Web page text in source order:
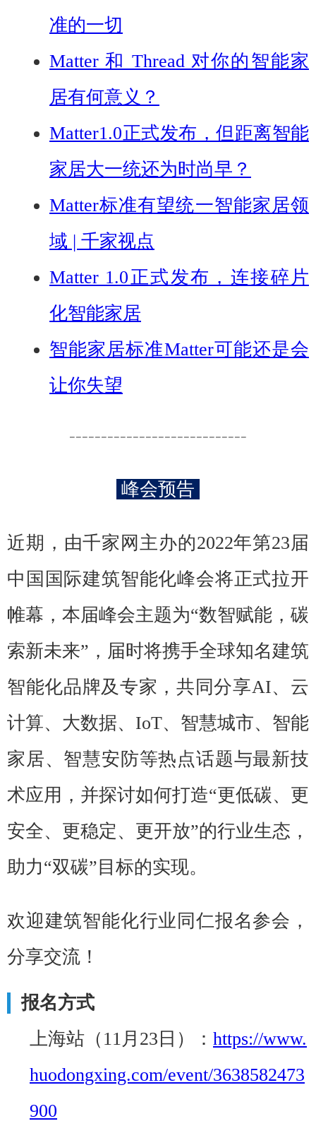
准的一切
Matter 和 Thread 对你的智能家
居有何意义？
Matter1.0正式发布，但距离智能
家居大一统还为时尚早？
Matter标准有望统一智能家居领
域 | 千家视点
Matter 1.0正式发布，连接碎片
化智能家居
智能家居标准Matter可能还是会
让你失望
----------------------------
峰会预告
近期，由千家网主办的2022年第23届
中国国际建筑智能化峰会将正式拉开
帷幕，本届峰会主题为“数智赋能，碳
索新未来”，届时将携手全球知名建筑
智能化品牌及专家，共同分享AI、云
计算、大数据、IoT、智慧城市、智能
家居、智慧安防等热点话题与最新技
术应用，并探讨如何打造“更低碳、更
安全、更稳定、更开放”的行业生态，
助力“双碳”目标的实现。
欢迎建筑智能化行业同仁报名参会，
分享交流！
报名方式
上海站（11月23日）： https://www.
huodongxing.com/event/3638582473
900